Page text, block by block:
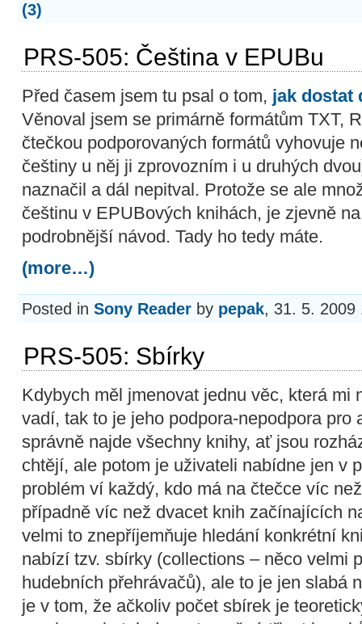
(3)
PRS-505: Čeština v EPUBu
Před časem jsem tu psal o tom, jak dostat
Věnoval jsem se primárně formátům TXT,
čtečkou podporovaných formátů vyhovuje
češtiny u něj ji zprovozním i u druhých
naznačil a dál nepitval. Protože se ale
češtinu v EPUBových knihách, je zjevně
podrobnější návod. Tady ho tedy máte.
(more…)
Posted in Sony Reader by pepak, 31. 5.
PRS-505: Sbírky
Kdybych měl jmenovat jednu věc, která mi
vadí, tak to je jeho podpora-nepodpora pro
správně najde všechny knihy, ať jsou
chtějí, ale potom je uživateli nabídne jen v
problém ví každý, kdo má na čtečce víc
případně víc než dvacet knih začínajících
velmi to znepříjemňuje hledání konkrétní
nabízí tzv. sbírky (collections – něco velmi
hudebních přehrávačů), ale to je jen slabá
je v tom, že ačkoliv počet sbírek je